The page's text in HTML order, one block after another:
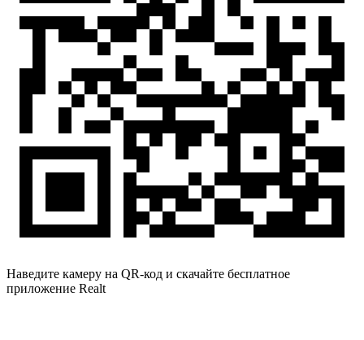
Наведите камеру на QR-код и скачайте бесплатное
приложение Realt